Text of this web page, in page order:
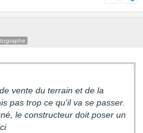
vente du terrain et de la
pas trop ce qu'il va se passer.
le constructeur doit poser un